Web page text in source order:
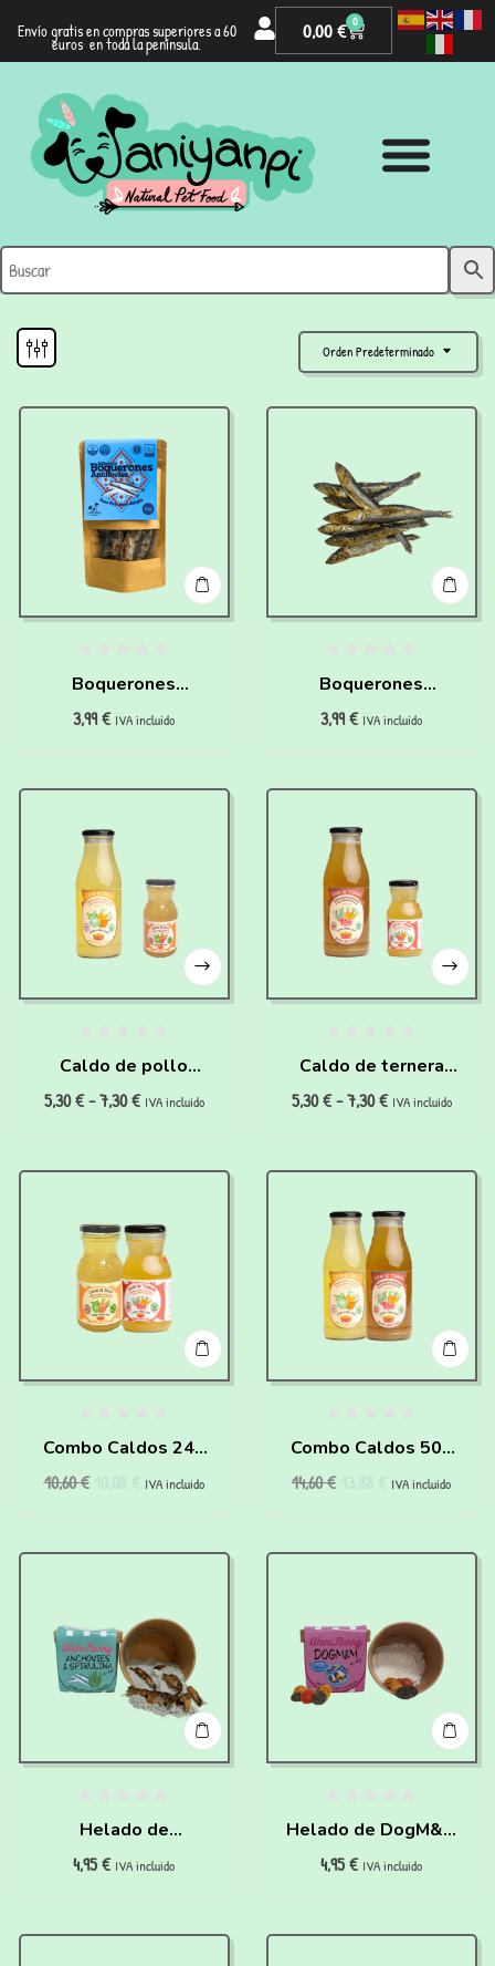
Envío gratis en compras superiores a 60
euros en toda la península.
0,00€ 0
Orden Predeterminado
Boquerones
Deshidratados Para
Gr)
3,99€ IVA incluido
Boquerones
deshidratados para
gr)
3,99€ IVA incluido
Caldo de pollo
“super hidratante”
5,30€ - 7,30€ IVA incluido
Caldo de ternera
“Buenas
perros y gatos
5,30€ - 7,30€ IVA incluido
Combo Caldos 240
10,60€ IVA incluido
Combo Caldos 500
14,60€ IVA incluido
Helado de
Boquerones y
en casa para perros
4,95€ IVA incluido
Helado de DogM&M
para perros y gatos
4,95€ IVA incluido